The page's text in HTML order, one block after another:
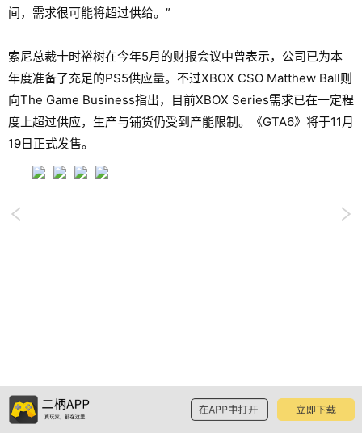
间，需求很可能将超过供给。”
索尼总裁十时裕树在今年5月的财报会议中曾表示，公司已为本
年度准备了充足的PS5供应量。不过XBOX CSO Matthew Ball则
向The Game Business指出，目前XBOX Series需求已在一定程
度上超过供应，生产与铺货仍受到产能限制。《GTA6》将于11月
19日正式发售。